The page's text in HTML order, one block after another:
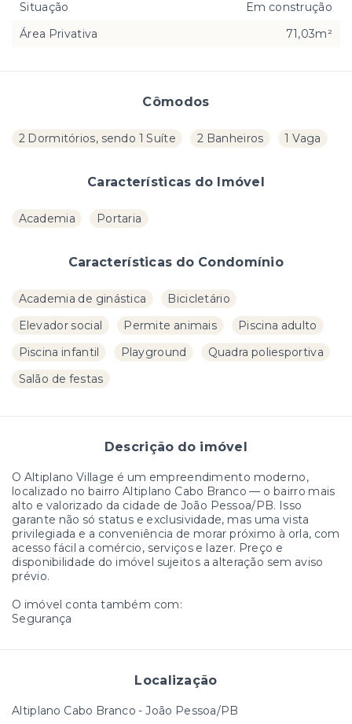
Cômodos
2 Dormitórios, sendo 1 Suíte 2 Banheiros 1 Vaga
Características do Imóvel
Academia Portaria
Características do Condomínio
Academia de ginástica
Bicicletário
Elevador social
Permite animais
Piscina adulto
Piscina infantil
Playground
Quadra poliesportiva
Salão de festas
Descrição do imóvel
O Altiplano Village é um empreendimento moderno,
localizado no bairro Altiplano Cabo Branco — o bairro mais
alto e valorizado da cidade de João Pessoa/PB. Isso
garante não só status e exclusividade, mas uma vista
privilegiada e a conveniência de morar próximo à orla, com
acesso fácil a comércio, serviços e lazer. Preço e
disponibilidade do imóvel sujeitos a alteração sem aviso
prévio.
O imóvel conta também com:
Segurança
Localização
Altiplano Cabo Branco - João Pessoa/PB
Situação
Em construção
Área Privativa
71,03m²